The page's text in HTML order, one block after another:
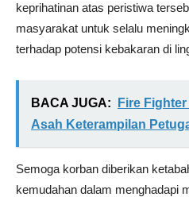
keprihatinan atas peristiwa
masyarakat untuk selalu
terhadap potensi kebakaran di
BACA JUGA:
Fire
Asah Keterampilan
Semoga korban diberikan
kemudahan dalam menghadapi